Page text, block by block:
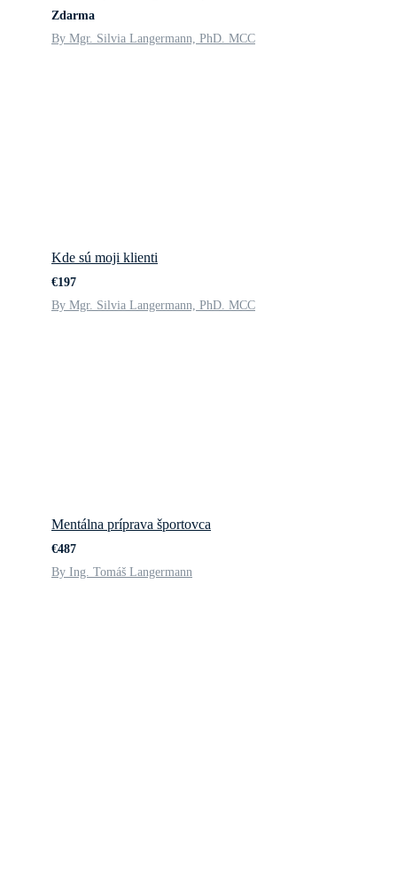
Zdarma
By Mgr. Silvia Langermann, PhD. MCC
Kde sú moji klienti
€197
By Mgr. Silvia Langermann, PhD. MCC
Mentálna príprava športovca
€487
By Ing. Tomáš Langermann